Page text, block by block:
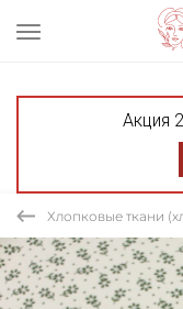
Акция
Хлопковые ткани